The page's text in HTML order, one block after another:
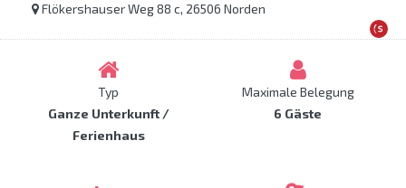
Flökershauser Weg 88 c, 26506 Norden
Typ
Ganze Unterkunft /
Ferienhaus
Maximale Belegung
6 Gäste